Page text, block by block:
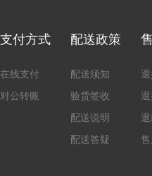
支付方式
在线支付
对公转账
配送政策
配送须知
验货签收
配送说明
配送答疑